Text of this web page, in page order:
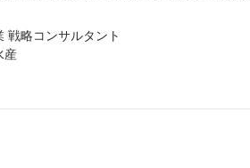
戦略コンサルタント
産